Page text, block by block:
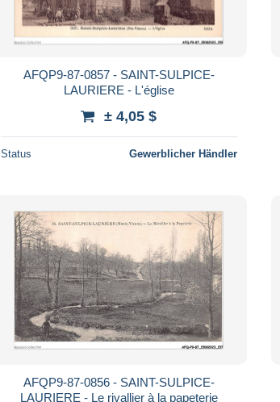
AFQP9-87-0857 - SAINT-SULPICE-
LAURIERE - L'église
± 4,05 $
Status Gewerblicher Händler
AFQP9-87-0856 - SAINT-SULPICE-
LAURIERE - Le rivallier à la papeterie